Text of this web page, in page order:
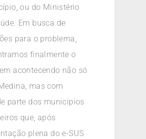
ou do Ministério
Em busca de
para o problema,
finalmente o
acontecendo não só
mas com
parte dos municípios
que, após
plena do e-SUS